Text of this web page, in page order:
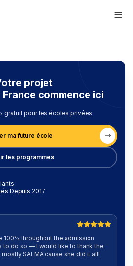
projet
commence ici
gratuit pour les écoles privées
ma future école
les programmes
Depuis 2017
100% throughout the admission
to do so — I would like to thank the
SALMA cause she did it all!